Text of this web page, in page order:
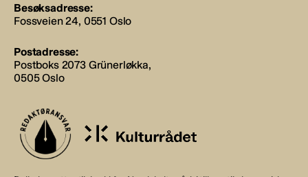
Besøksadresse:
Fossveien 24, 0551 Oslo
Postadresse:
Postboks 2073 Grünerløkka,
0505 Oslo